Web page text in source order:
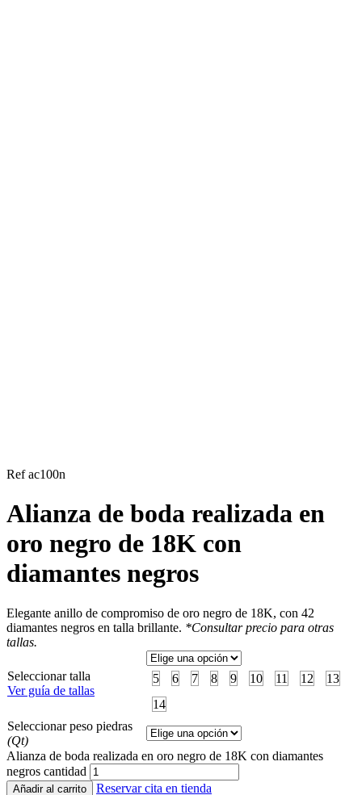
Ref ac100n
Alianza de boda realizada en
oro negro de 18K con
diamantes negros
Elegante anillo de compromiso de oro negro de 18K, con 42
diamantes negros en talla brillante. *Consultar precio para otras
tallas.
Seleccionar talla
Ver guía de tallas
5 6 7 8 9 10 11 12
13
14
Seleccionar peso piedras
(Qt)
Alianza de boda realizada en oro negro de 18K con diamantes
negros cantidad
Añadir al carrito Reservar cita en tienda